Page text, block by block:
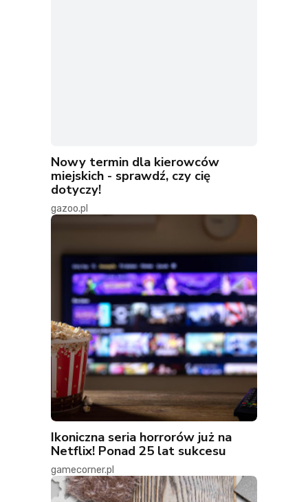
Nowy termin dla kierowców
miejskich - sprawdź, czy cię
dotyczy!
gazoo.pl
Ikoniczna seria horrorów już na
Netflix! Ponad 25 lat sukcesu
gamecorner.pl